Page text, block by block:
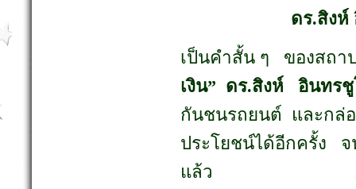
ดร.สิงห์
เป็นคำสั้น ๆ ของสถา
เงิน” ดร.สิงห์ อินท
กันชนรถยนต์ และกล่อ
ประโยชน์ได้อีกครั้ง จน
แล้ว